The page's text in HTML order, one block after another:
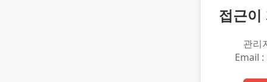
접근이
관리
Email